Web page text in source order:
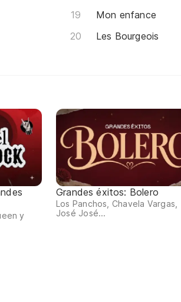
Mon enfance
Les Bourgeois
y
Grandes éxitos: Bolero
Los Panchos, Chavela Vargas,
José José...